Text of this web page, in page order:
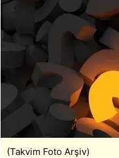
mevzuata uygun
(Takvim Foto Arşiv)